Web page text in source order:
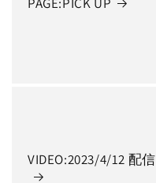
VIDEO:2023/4/12 配信